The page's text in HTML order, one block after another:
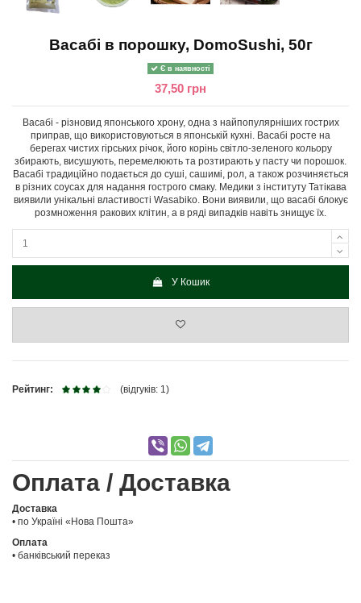
Васабі в порошку, DomoSushi, 50г
Є в наявності
37,50 грн
Васабі - різновид японського хрону, одна з найпопулярніших гострих
приправ, що використовуються в японській кухні. Васабі росте на
берегах чистих гірських річок, його корінь світло-зеленого кольору
збирають, висушують, перемелюють та розтирають у пасту чи порошок.
Васабі традиційно подається до суші, сашимі, рол, а також розчиняється
в різних соусах для надання гострого смаку. Медики з інституту Татікава
виявили унікальні властивості Wasabiko. Вони виявили, що васабі блокує
розмноження ракових клітин, а в ряді випадків навіть знищує їх.
У Кошик
Рейтинг: (відгуків: 1)
Оплата / Доставка
Доставка
• по Україні «Нова Пошта»
Оплата
• банківський переказ